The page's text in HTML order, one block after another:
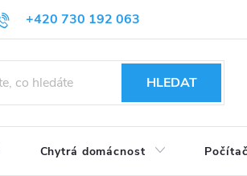
+420 730 192 063
osobních údajů
HLEDAT
Chytrá domácnost